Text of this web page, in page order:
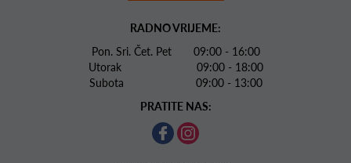
RADNO VRIJEME:
Pon. Sri. Čet. Pet 09:00 - 16:00
Utorak 09:00 - 18:00
Subota 09:00 - 13:00
PRATITE NAS: